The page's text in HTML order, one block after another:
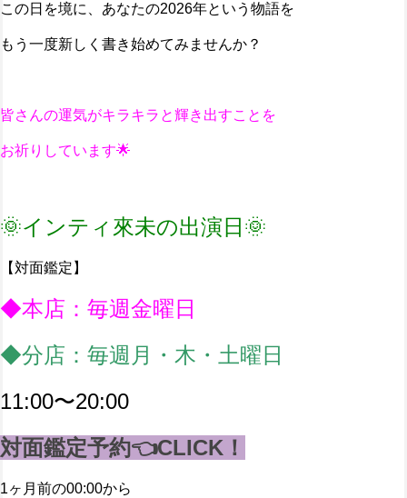
この日を境に、あなたの2026年という物語を
もう一度新しく書き始めてみませんか？
皆さんの運気がキラキラと輝き出すことを
お祈りしています🌟
🌞インティ來未の出演日🌞
【対面鑑定】
◆本店：毎週金曜日
◆分店：毎週月・木・土曜日
11:00〜20:00
対面鑑定予約👈CLICK！
1ヶ月前の00:00から